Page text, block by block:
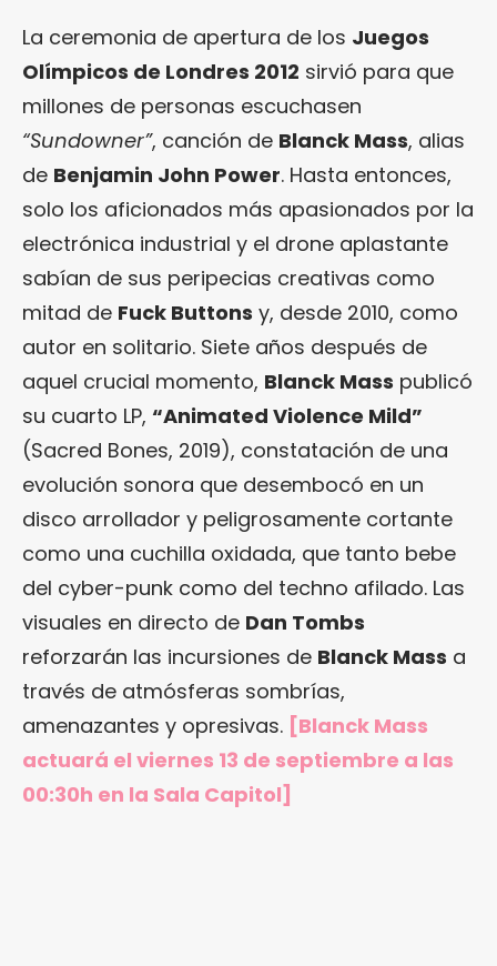
La ceremonia de apertura de los Juegos
Olímpicos de Londres 2012 sirvió para que
millones de personas escuchasen
“Sundowner”, canción de Blanck Mass, alias
de Benjamin John Power. Hasta entonces,
solo los aficionados más apasionados por la
electrónica industrial y el drone aplastante
sabían de sus peripecias creativas como
mitad de Fuck Buttons y, desde 2010, como
autor en solitario. Siete años después de
aquel crucial momento, Blanck Mass publicó
su cuarto LP, “Animated Violence Mild”
(Sacred Bones, 2019), constatación de una
evolución sonora que desembocó en un
disco arrollador y peligrosamente cortante
como una cuchilla oxidada, que tanto bebe
del cyber-punk como del techno afilado. Las
visuales en directo de Dan Tombs
reforzarán las incursiones de Blanck Mass a
través de atmósferas sombrías,
amenazantes y opresivas. [Blanck Mass
actuará el viernes 13 de septiembre a las
00:30h en la Sala Capitol]